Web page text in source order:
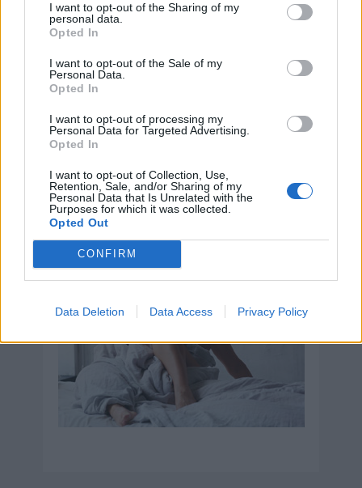
I want to opt-out of the Sharing of my
personal data.
Opted In
I want to opt-out of the Sale of my
Personal Data.
Opted In
I want to opt-out of processing my
Personal Data for Targeted Advertising.
Opted In
I want to opt-out of Collection, Use,
Retention, Sale, and/or Sharing of my
Personal Data that Is Unrelated with the
Purposes for which it was collected.
Opted Out
CONFIRM
Data Deletion Data Access Privacy Policy
Día Internacional del Orgasmo
Femenino
8 de agosto de 2026